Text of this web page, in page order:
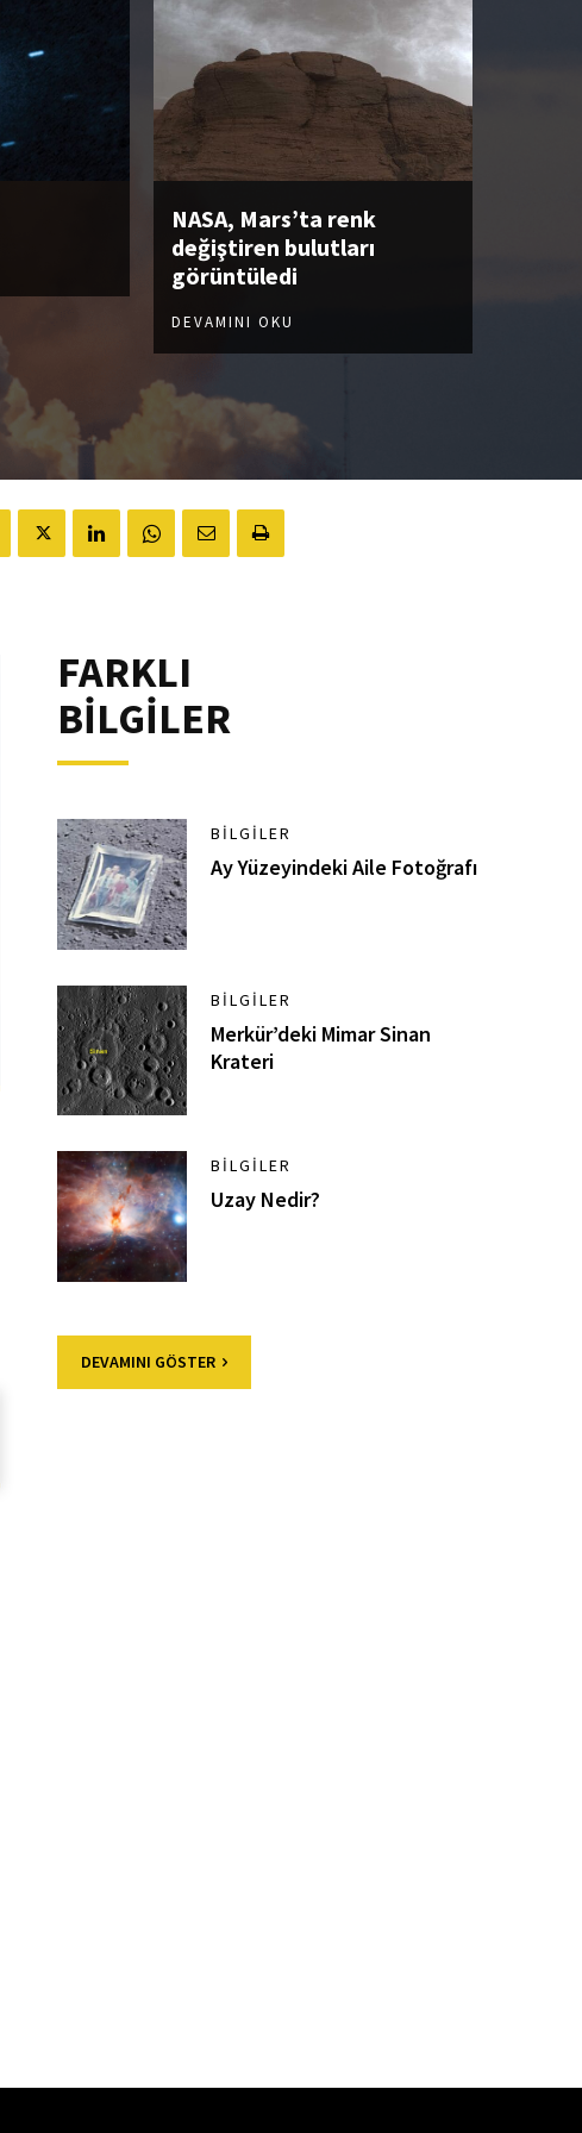
NASA, Mars’ta renk
değiştiren bulutları
görüntüledi
DEVAMINI OKU
FARKLI
BİLGİLER
BILGILER
Ay Yüzeyindeki Aile Fotoğrafı
BILGILER
Merkür’deki Mimar Sinan
Krateri
BILGILER
Uzay Nedir?
DEVAMINI GÖSTER